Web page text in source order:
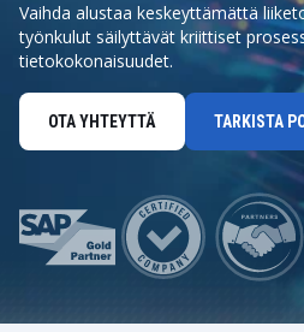
SAP EWM
Vaihda alustaa keskeyttämättä
työnkulut säilyttävät kriittiset
tietokokonaisuudet.
OTA YHTEYTTÄ TARKISTA